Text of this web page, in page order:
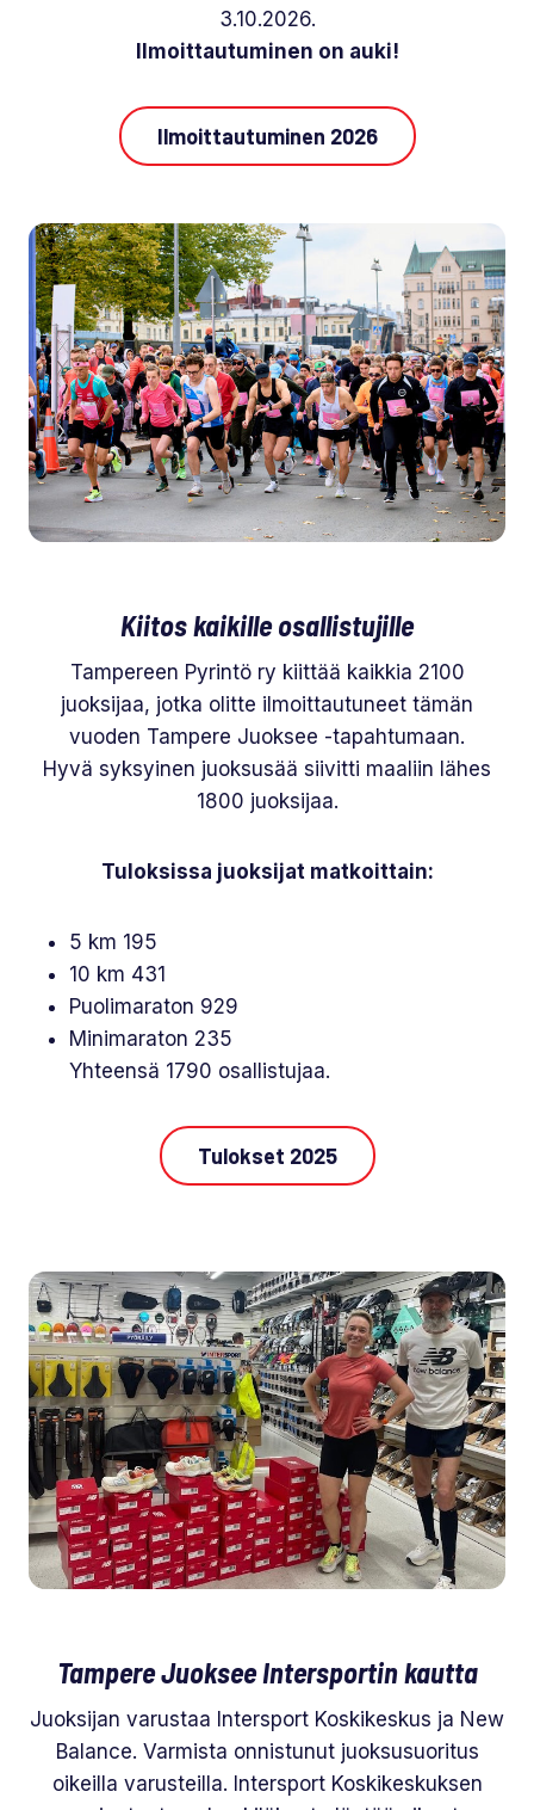
3.10.2026.
Ilmoittautuminen on auki!
Ilmoittautuminen 2026
Kiitos kaikille osallistujille
Tampereen Pyrintö ry kiittää kaikkia 2100
juoksijaa, jotka olitte ilmoittautuneet tämän
vuoden Tampere Juoksee -tapahtumaan.
Hyvä syksyinen juoksusää siivitti maaliin lähes
1800 juoksijaa.
Tuloksissa juoksijat matkoittain:
5 km 195
10 km 431
Puolimaraton 929
Minimaraton 235
Yhteensä 1790 osallistujaa.
Tulokset 2025
Tampere Juoksee Intersportin kautta
Juoksijan varustaa Intersport Koskikeskus ja New
Balance. Varmista onnistunut juoksusuoritus
oikeilla varusteilla. Intersport Koskikeskuksen